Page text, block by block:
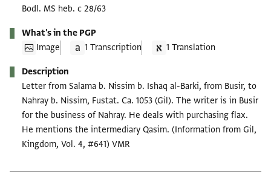
Bodl. MS heb. c 28/63
What's in the PGP
Image
1 Transcription 1 Translation
Description
Letter from Salama b. Nissim b. Ishaq al-Barki, from Busir, to
Nahray b. Nissim, Fustat. Ca. 1053 (Gil). The writer is in Busir
for the business of Nahray. He deals with purchasing flax.
He mentions the intermediary Qasim. (Information from Gil,
Kingdom, Vol. 4, #641) VMR